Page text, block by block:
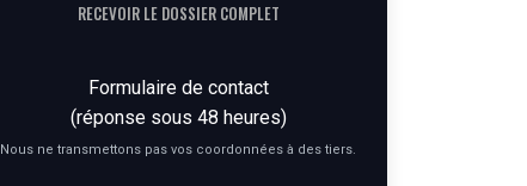
RECEVOIR LE DOSSIER COMPLET
Formulaire de contact
(réponse sous 48 heures)
Nous ne transmettons pas vos coordonnées à des tiers.